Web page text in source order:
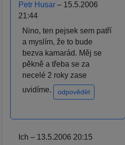
Petr Husar – 15.5.2006
21:44
Nino, ten pejsek sem patří
a myslím, že to bude
bezva kamarád. Měj se
pěkně a třeba se za
necelé 2 roky zase
uvidíme.
odpovědět
Ich – 13.5.2006 20:15